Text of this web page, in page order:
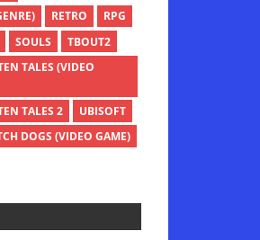
RETRO
RPG
SOULS
TBOUT2
TALES (VIDEO
TALES 2
UBISOFT
DOGS (VIDEO GAME)